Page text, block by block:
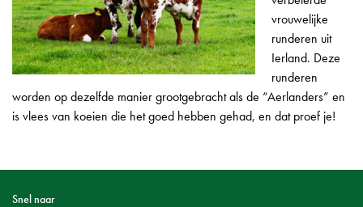
vrouwelijke
runderen uit
Ierland. Deze
runderen
worden op dezelfde manier grootgebracht als de “Aerlanders” en
is vlees van koeien die het goed hebben gehad, en dat proef je!
Snel naar